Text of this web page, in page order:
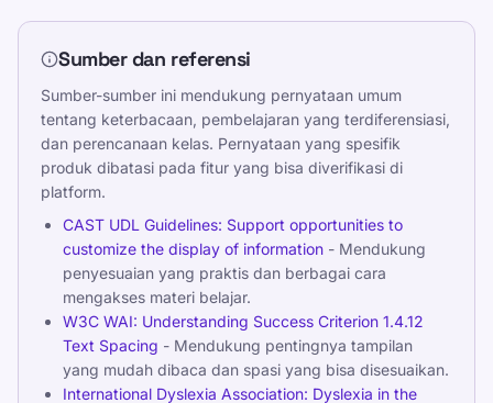
Sumber dan referensi
Sumber-sumber ini mendukung pernyataan umum
tentang keterbacaan, pembelajaran yang terdiferensiasi,
dan perencanaan kelas. Pernyataan yang spesifik
produk dibatasi pada fitur yang bisa diverifikasi di
platform.
CAST UDL Guidelines: Support opportunities to
customize the display of information - Mendukung
penyesuaian yang praktis dan berbagai cara
mengakses materi belajar.
W3C WAI: Understanding Success Criterion 1.4.12
Text Spacing - Mendukung pentingnya tampilan
yang mudah dibaca dan spasi yang bisa disesuaikan.
International Dyslexia Association: Dyslexia in the